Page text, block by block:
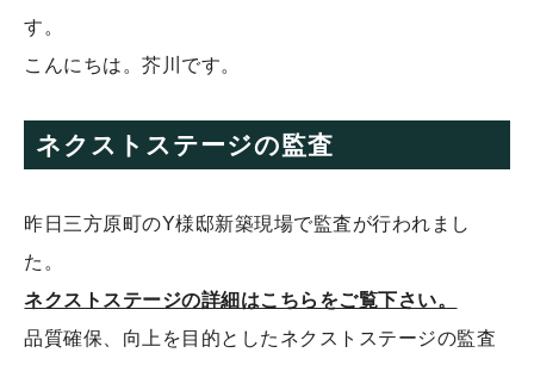
す。
こんにちは。芥川です。
ネクストステージの監査
昨日三方原町のY様邸新築現場で監査が行われまし
た。
ネクストステージの詳細はこちらをご覧下さい。
品質確保、向上を目的としたネクストステージの監査